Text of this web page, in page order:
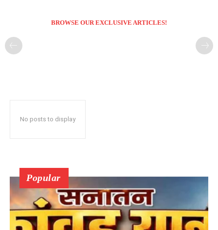
BROWSE OUR EXCLUSIVE ARTICLES!
No posts to display
Popular